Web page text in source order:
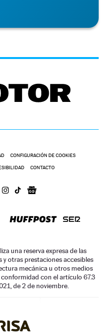
CONFIGURACIÓN DE COOKIES
CONTACTO
una reserva expresa de las
y otras prestaciones accesibles
mecánica u otros medios
con el artículo 67.3
de 2 de noviembre.